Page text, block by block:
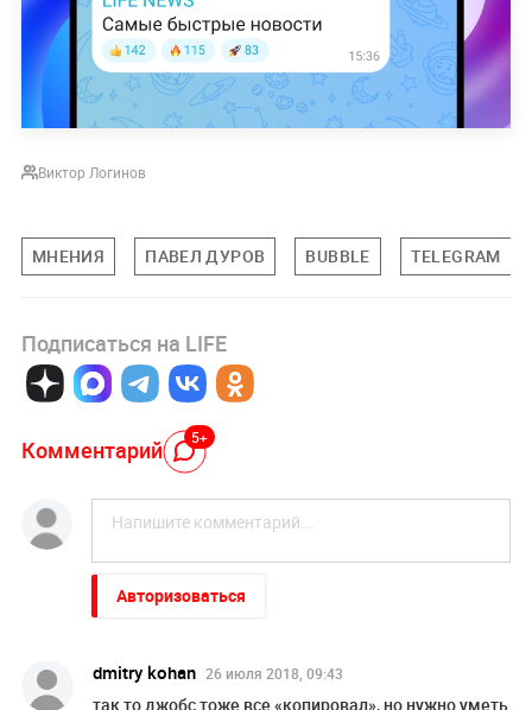
Виктор Логинов
МНЕНИЯ ПАВЕЛ ДУРОВ BUBBLE TELEGRAM
Подписаться на LIFE
Комментарий 5+
Авторизоваться
dmitry kohan 26 июля 2018, 09:43
так то джобс тоже все «копировал», но нужно уметь